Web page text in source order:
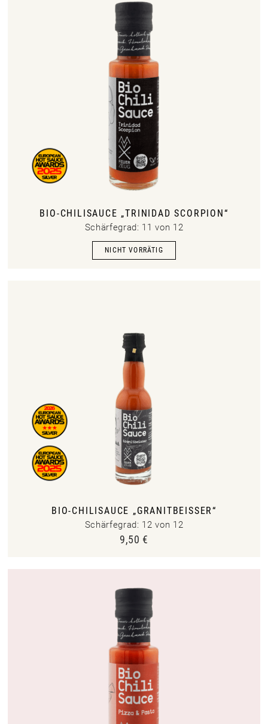
BIO-CHILISAUCE „TRINIDAD SCORPION“
Schärfegrad: 11 von 12
BIO-CHILISAUCE „GRANITBEISSER“
Schärfegrad: 12 von 12
9,50 €